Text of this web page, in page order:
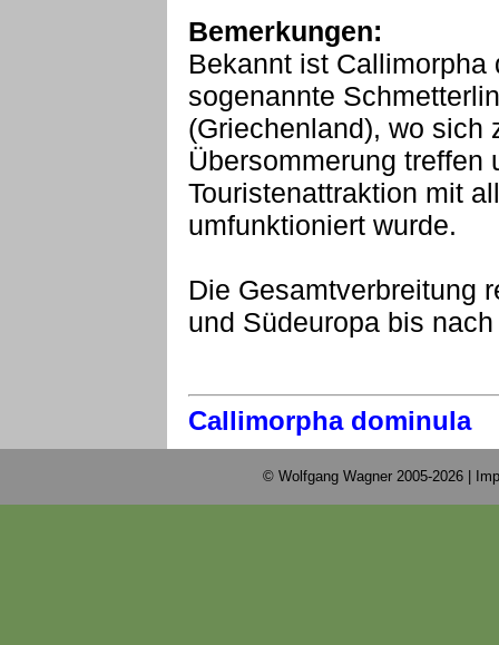
Bemerkungen:
Bekannt ist
sogenannte
(Griechenland), wo sich
Übersommerung treffen
Touristenattraktion mit
umfunktioniert wurde.
Die Gesamtverbreitung
und Südeuropa bis
Callimorpha dominula
© Wolfgang Wagner 2005-2026 |